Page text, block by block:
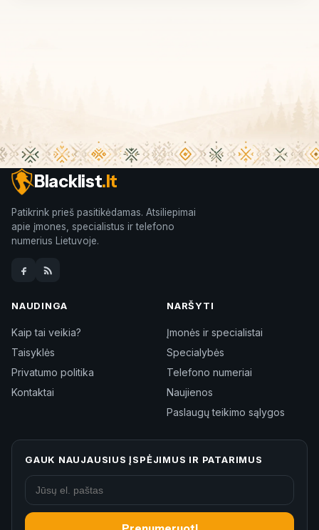
Blacklist.lt
Patikrink prieš pasitikėdamas. Atsiliepimai
apie įmones, specialistus ir telefono
numerius Lietuvoje.
NAUDINGA
Kaip tai veikia?
Taisyklės
Privatumo politika
Kontaktai
NARŠYTI
Įmonės ir specialistai
Specialybės
Telefono numeriai
Naujienos
Paslaugų teikimo sąlygos
GAUK NAUJAUSIUS ĮSPĖJIMUS IR PATARIMUS